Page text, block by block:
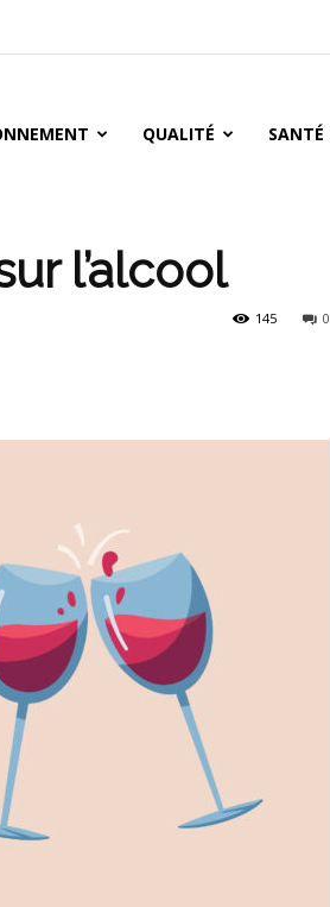
QUALITÉ SANTÉ
l’alcool
0
145